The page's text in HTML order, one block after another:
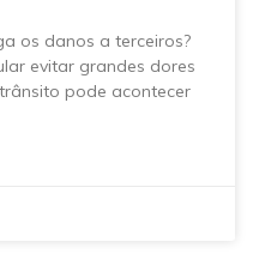
os danos a terceiros?
evitar grandes dores
pode acontecer